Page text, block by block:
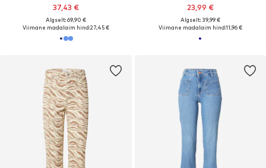
37,43 €
Algselt: 69,90 €
Viimane madalaim hind:27,45 €
23,99 €
Algselt: 39,99 €
Viimane madalaim hind:11,96 €